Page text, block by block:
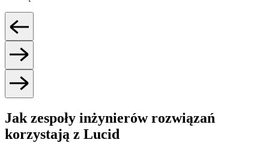
Jak zespoły inżynierów rozwiązań
korzystają z Lucid